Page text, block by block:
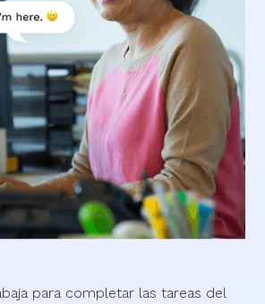
para completar las tareas del